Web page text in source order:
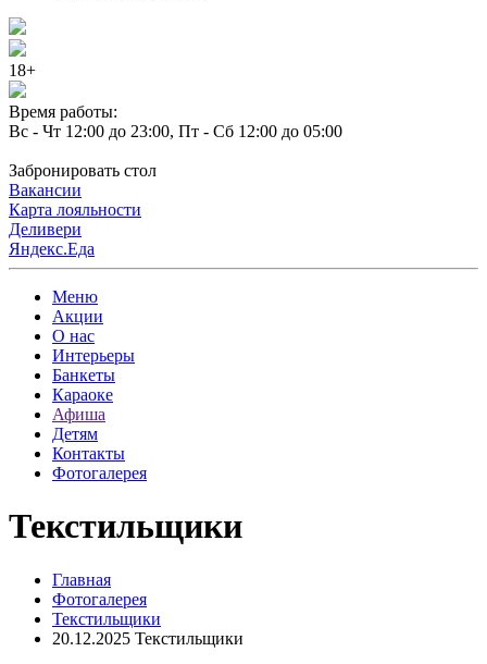
18+
Время работы:
Вс - Чт 12:00 до 23:00, Пт - Сб 12:00 до 05:00
Забронировать стол
Вакансии
Карта лояльности
Деливери
Яндекс.Еда
Меню
Акции
О нас
Интерьеры
Банкеты
Караоке
Афиша
Детям
Контакты
Фотогалерея
Текстильщики
Главная
Фотогалерея
Текстильщики
20.12.2025 Текстильщики